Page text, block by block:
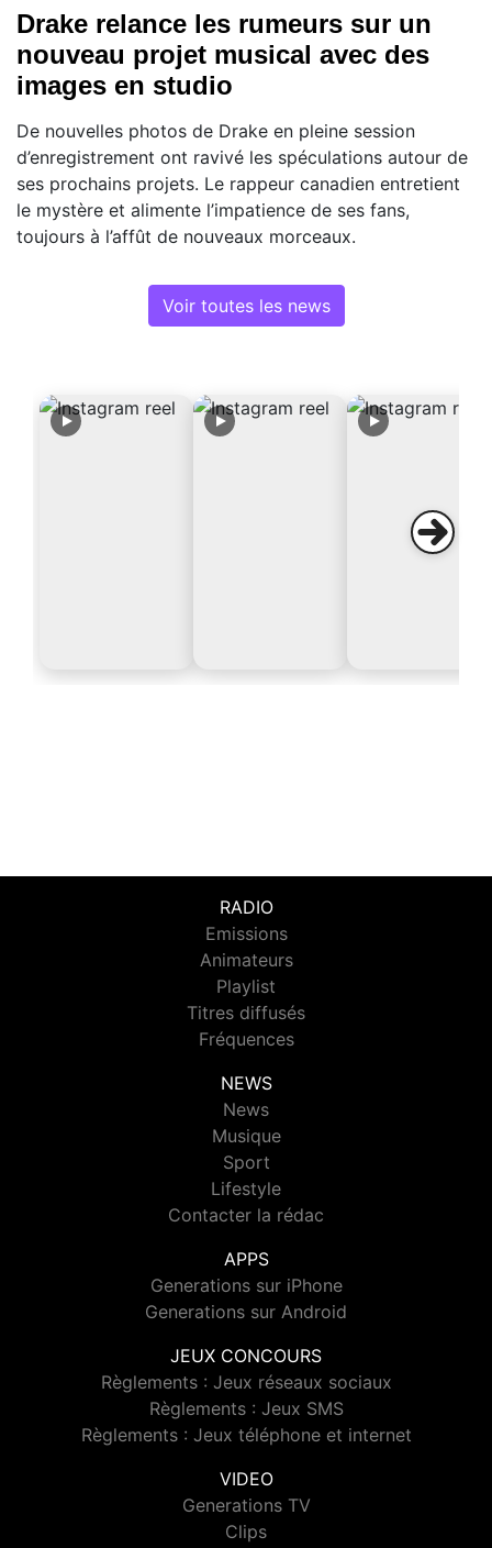
Drake relance les rumeurs sur un
nouveau projet musical avec des
images en studio
De nouvelles photos de Drake en pleine session
d’enregistrement ont ravivé les spéculations autour de
ses prochains projets. Le rappeur canadien entretient
le mystère et alimente l’impatience de ses fans,
toujours à l’affût de nouveaux morceaux.
Voir toutes les news
RADIO
Emissions
Animateurs
Playlist
Titres diffusés
Fréquences
NEWS
News
Musique
Sport
Lifestyle
Contacter la rédac
APPS
Generations sur iPhone
Generations sur Android
JEUX CONCOURS
Règlements : Jeux réseaux sociaux
Règlements : Jeux SMS
Règlements : Jeux téléphone et internet
VIDEO
Generations TV
Clips